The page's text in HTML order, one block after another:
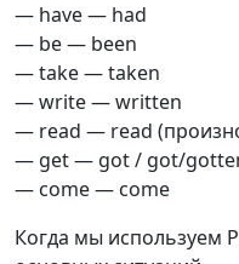
— have — had
— be — been
— take — taken
— write — written
— read — read
— get — got / got/
— come — come
Когда мы используем